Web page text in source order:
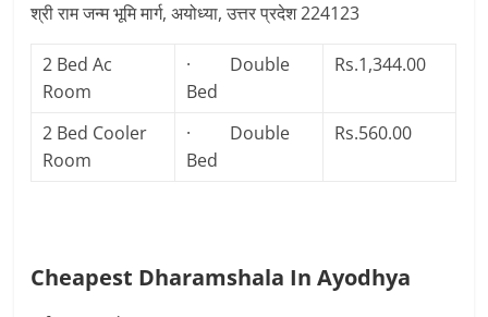
श्री राम जन्म भूमि मार्ग, अयोध्या, उत्तर प्रदेश 224123
2 Bed Ac
Room
· Double
Bed
Rs.1,344.00
2 Bed Cooler
Room
· Double
Bed
Rs.560.00
Cheapest Dharamshala In Ayodhya